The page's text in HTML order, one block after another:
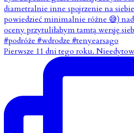
Pierwsze 11 dni tego roku.